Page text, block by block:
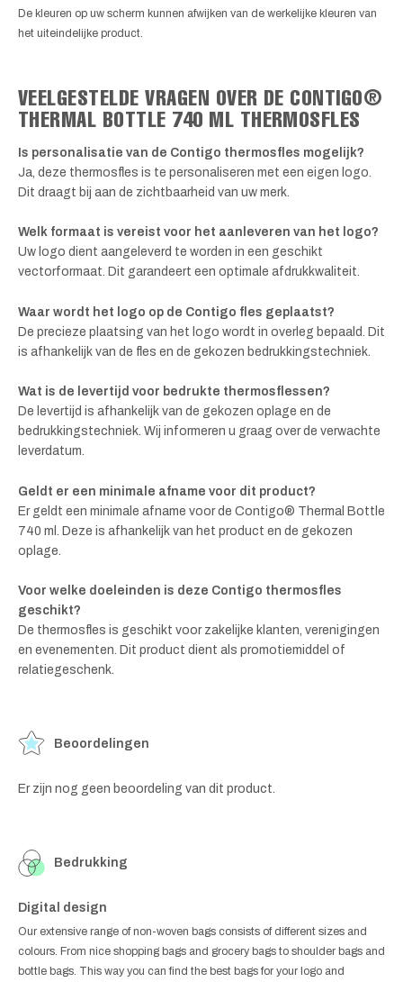
De kleuren op uw scherm kunnen afwijken van de werkelijke kleuren van
het uiteindelijke product.
VEELGESTELDE VRAGEN OVER DE CONTIGO®
THERMAL BOTTLE 740 ML THERMOSFLES
Is personalisatie van de Contigo thermosfles mogelijk?
Ja, deze thermosfles is te personaliseren met een eigen logo.
Dit draagt bij aan de zichtbaarheid van uw merk.
Welk formaat is vereist voor het aanleveren van het logo?
Uw logo dient aangeleverd te worden in een geschikt
vectorformaat. Dit garandeert een optimale afdrukkwaliteit.
Waar wordt het logo op de Contigo fles geplaatst?
De precieze plaatsing van het logo wordt in overleg bepaald. Dit
is afhankelijk van de fles en de gekozen bedrukkingstechniek.
Wat is de levertijd voor bedrukte thermosflessen?
De levertijd is afhankelijk van de gekozen oplage en de
bedrukkingstechniek. Wij informeren u graag over de verwachte
leverdatum.
Geldt er een minimale afname voor dit product?
Er geldt een minimale afname voor de Contigo® Thermal Bottle
740 ml. Deze is afhankelijk van het product en de gekozen
oplage.
Voor welke doeleinden is deze Contigo thermosfles
geschikt?
De thermosfles is geschikt voor zakelijke klanten, verenigingen
en evenementen. Dit product dient als promotiemiddel of
relatiegeschenk.
Beoordelingen
Er zijn nog geen beoordeling van dit product.
Bedrukking
Digital design
Our extensive range of non-woven bags consists of different sizes and
colours. From nice shopping bags and grocery bags to shoulder bags and
bottle bags. This way you can find the best bags for your logo and